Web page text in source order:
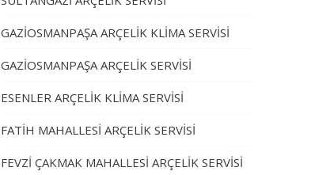
GAZİOSMANPAŞA ARÇELİK KLİMA SERVİSİ
GAZİOSMANPAŞA ARÇELİK SERVİSİ
ESENLER ARÇELİK KLİMA SERVİSİ
FATİH MAHALLESİ ARÇELİK SERVİSİ
FEVZİ ÇAKMAK MAHALLESİ ARÇELİK SERVİSİ